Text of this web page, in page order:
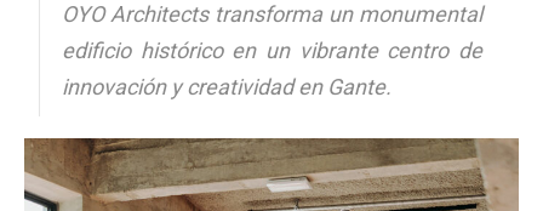
OYO Architects transforma un monumental
edificio histórico en un vibrante centro de
innovación y creatividad en Gante.